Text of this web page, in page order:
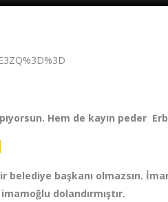
Hem de kayın peder
belediye başkanı olmazsın.
dolandırmıştır.